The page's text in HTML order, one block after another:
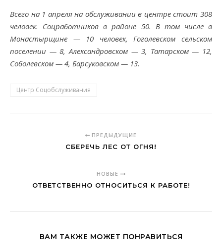
Всего на 1 апреля на обслуживании в центре стоит 308
человек. Соцработников в районе 50. В том числе в
Монастырщине — 10 человек, Гоголевском сельском
поселении — 8, Александровском — 3, Татарском — 12,
Соболевском — 4, Барсуковском — 13.
Центр Соцобслуживания
ПРЕДЫДУЩИЕ
СБЕРЕЧЬ ЛЕС ОТ ОГНЯ!
НОВЫЕ
ОТВЕТСТВЕННО ОТНОСИТЬСЯ К РАБОТЕ!
ВАМ ТАКЖЕ МОЖЕТ ПОНРАВИТЬСЯ